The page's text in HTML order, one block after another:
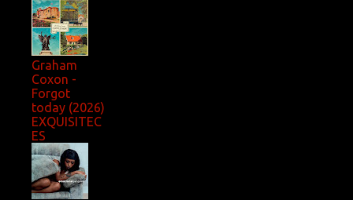
Graham
Coxon -
Forgot
today (2026)
EXQUISITEC
ES